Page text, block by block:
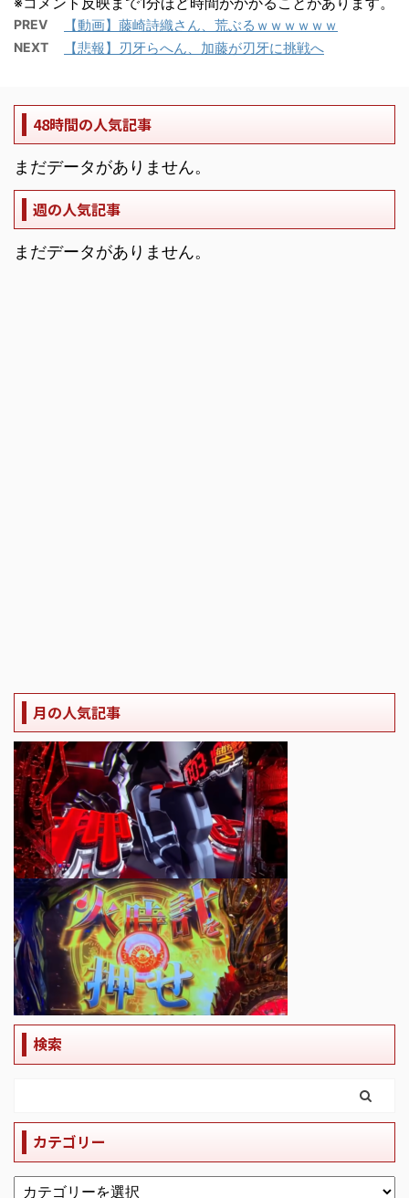
PREV 【動画】藤崎詩織さん、荒ぶるｗｗｗｗｗｗ
NEXT 【悲報】刃牙らへん、加藤が刃牙に挑戦へ
48時間の人気記事
まだデータがありません。
週の人気記事
まだデータがありません。
月の人気記事
検索
カテゴリー